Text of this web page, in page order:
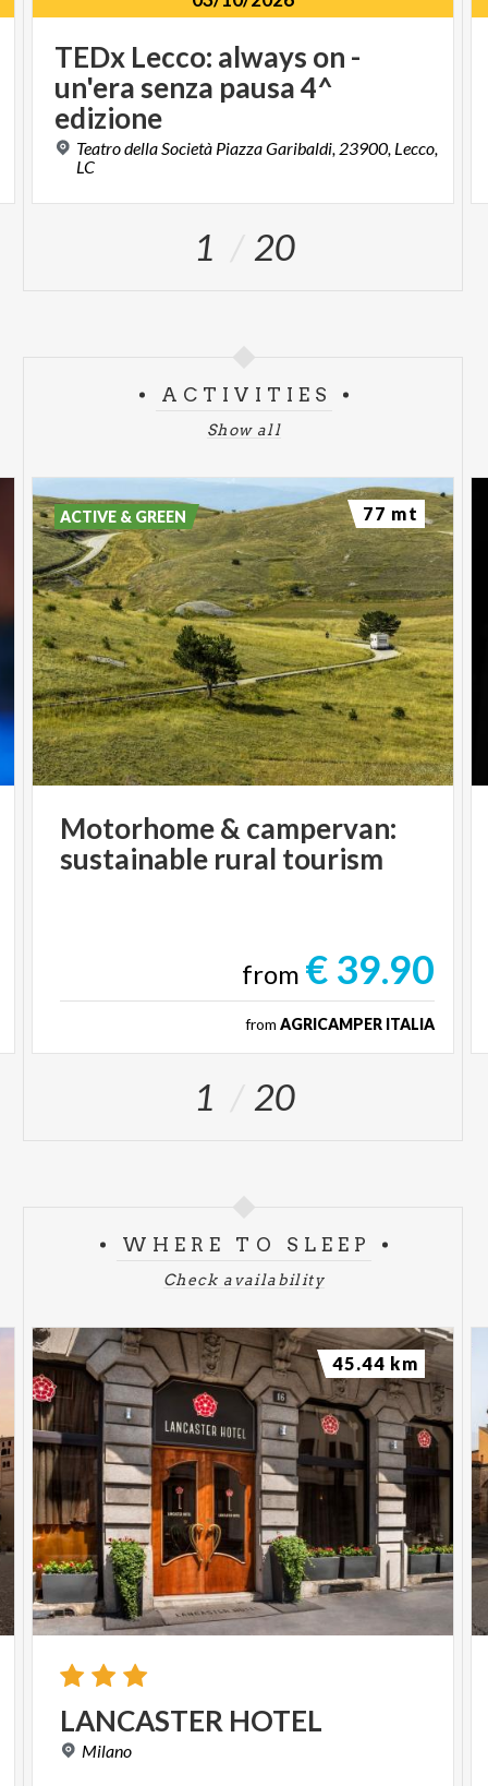
TEDx Lecco: always on -
un'era senza pausa 4^
edizione
Teatro della Società Piazza Garibaldi, 23900, Lecco,
LC
1 20
ACTIVITIES
Show all
Motorhome& campervan:
sustainable rural tourism
from € 39.90
from AGRICAMPER ITALIA
ACTIVE & GREEN 77 mt
1 20
WHERE TO SLEEP
Check availability
LANCASTER HOTEL
Milano
45.44 km